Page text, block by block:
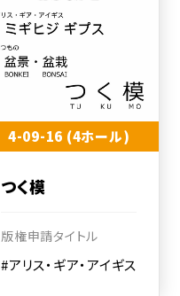
4-09-16 (4ホール)
つく模
版権申請タイトル
#アリス・ギア・アイギス